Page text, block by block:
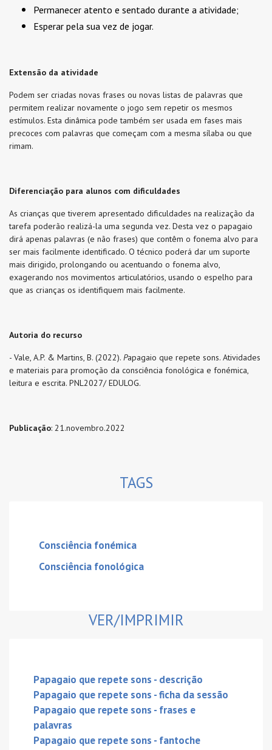
Permanecer atento e sentado durante a atividade;
Esperar pela sua vez de jogar.
Extensão da atividade
Podem ser criadas novas frases ou novas listas de palavras que
permitem realizar novamente o jogo sem repetir os mesmos
estímulos. Esta dinâmica pode também ser usada em fases mais
precoces com palavras que começam com a mesma sílaba ou que
rimam.
Diferenciação para alunos com dificuldades
As crianças que tiverem apresentado dificuldades na realização da
tarefa poderão realizá-la uma segunda vez. Desta vez o papagaio
dirá apenas palavras (e não frases) que contêm o fonema alvo para
ser mais facilmente identificado. O técnico poderá dar um suporte
mais dirigido, prolongando ou acentuando o fonema alvo,
exagerando nos movimentos articulatórios, usando o espelho para
que as crianças os identifiquem mais facilmente.
Autoria do recurso
- Vale, A.P. & Martins, B. (2022). Papagaio que repete sons. Atividades
e materiais para promoção da consciência fonológica e fonémica,
leitura e escrita. PNL2027/ EDULOG.
Publicação: 21.novembro.2022
TAGS
Consciência fonémica
Consciência fonológica
VER/IMPRIMIR
Papagaio que repete sons - descrição
Papagaio que repete sons - ficha da sessão
Papagaio que repete sons - frases e
palavras
Papagaio que repete sons - fantoche